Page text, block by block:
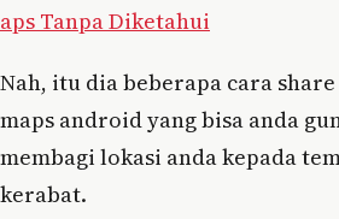
aps Tanpa Diketahui
Nah, itu dia beberapa cara
maps android yang bisa anda
membagi lokasi anda kepada
kerabat.